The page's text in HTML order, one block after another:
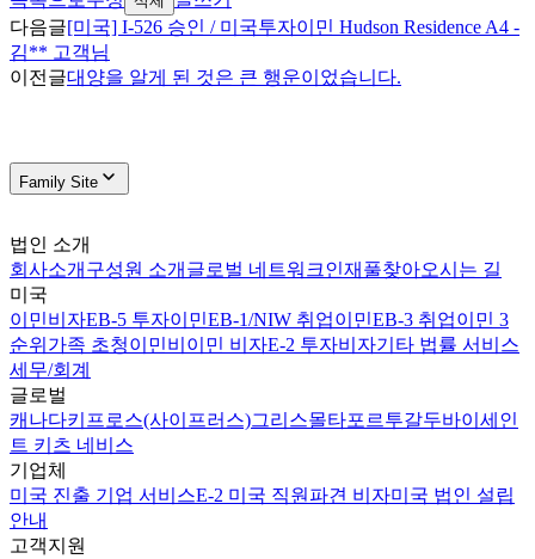
다음글[미국] I-526 승인 / 미국투자이민 Hudson Residence A4 -
김** 고객님
이전글대양을 알게 된 것은 큰 행운이었습니다.
Family Site
법인 소개
회사소개 구성원 소개 글로벌 네트워크인재풀찾아오시는 길
미국
이민비자EB-5 투자이민EB-1/NIW 취업이민EB-3 취업이민 3
순위 가족 초청이민비이민 비자E-2 투자비자기타 법률 서비스
세무/회계
글로벌
캐나다키프로스(사이프러스)그리스몰타포르투갈두바이 세인
트 키츠 네비스
기업체
미국 진출 기업 서비스E-2 미국 직원파견 비자미국 법인 설립
안내
고객지원